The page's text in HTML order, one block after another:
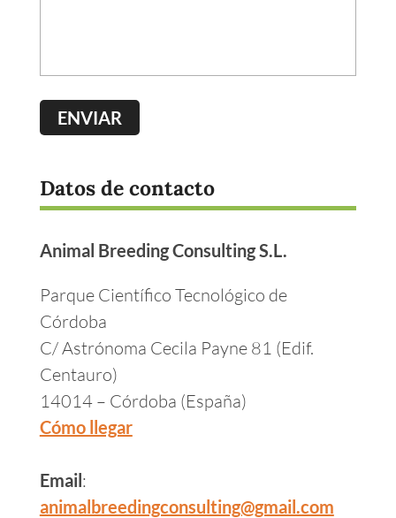
Datos de contacto
Animal Breeding Consulting S.L.
Parque Científico Tecnológico de
Córdoba
C/ Astrónoma Cecila Payne 81 (Edif.
Centauro)
14014 – Córdoba (España)
Cómo llegar
Email:
animalbreedingconsulting@gmail.com